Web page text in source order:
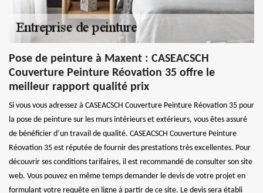
Pose de peinture à Maxent : CASEACSCH
Couverture Peinture Réovation 35 offre le
meilleur rapport qualité prix
Si vous vous adressez à CASEACSCH Couverture Peinture Réovation 35 pour
la pose de peinture sur les murs intérieurs et extérieurs, vous êtes assuré
de bénéficier d’un travail de qualité. CASEACSCH Couverture Peinture
Réovation 35 est réputée de fournir des prestations très excellentes. Pour
découvrir ses conditions tarifaires, il est recommandé de consulter son site
web. Vous pouvez en même temps demander le devis de votre projet en
formulant votre requête en ligne à partir de ce site. Le devis sera établi